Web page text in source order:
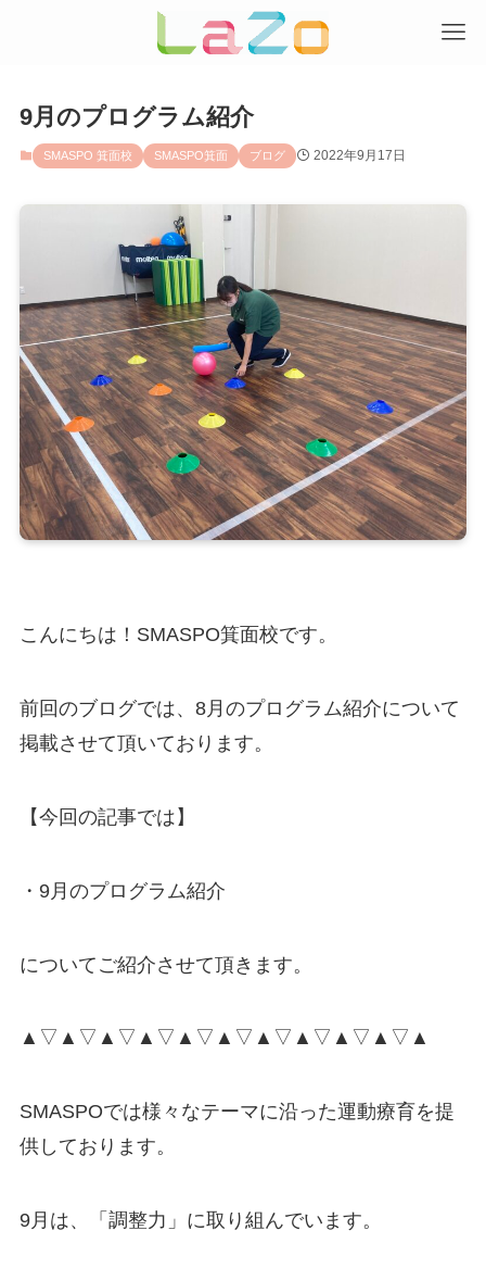
9月のプログラム紹介
SMASPO 箕面校 SMASPO箕面 ブログ 2022年9月17日
こんにちは！SMASPO箕面校です。
前回のブログでは、8月のプログラム紹介について
掲載させて頂いております。
【今回の記事では】
・9月のプログラム紹介
についてご紹介させて頂きます。
▲▽▲▽▲▽▲▽▲▽▲▽▲▽▲▽▲▽▲▽▲
SMASPOでは様々なテーマに沿った運動療育を提
供しております。
9月は、「調整力」に取り組んでいます。